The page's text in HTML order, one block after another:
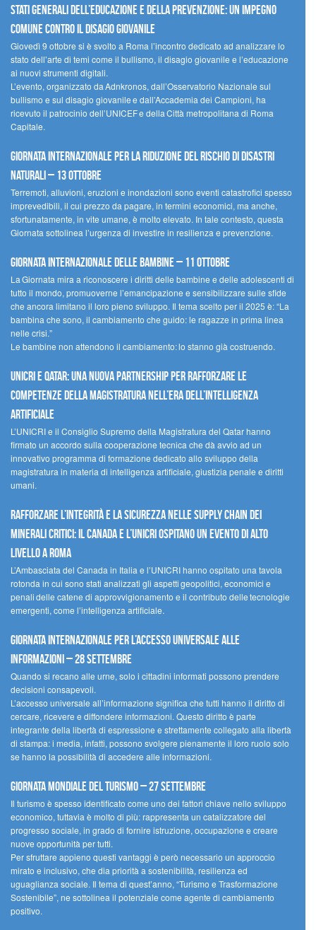
Stati Generali dell’Educazione e della Prevenzione: un impegno
comune contro il disagio giovanile
Giovedì 9 ottobre si è svolto a Roma l’incontro dedicato ad analizzare lo
stato dell’arte di temi come il bullismo, il disagio giovanile e l’educazione
ai nuovi strumenti digitali.
L’evento, organizzato da Adnkronos, dall’Osservatorio Nazionale sul
bullismo e sul disagio giovanile e dall’Accademia dei Campioni, ha
ricevuto il patrocinio dell’UNICEF e della Città metropolitana di Roma
Capitale.
Giornata internazionale per la riduzione del rischio di disastri
naturali – 13 ottobre
Terremoti, alluvioni, eruzioni e inondazioni sono eventi catastrofici spesso
imprevedibili, il cui prezzo da pagare, in termini economici, ma anche,
sfortunatamente, in vite umane, è molto elevato. In tale contesto, questa
Giornata sottolinea l’urgenza di investire in resilienza e prevenzione.
Giornata internazionale delle bambine – 11 ottobre
La Giornata mira a riconoscere i diritti delle bambine e delle adolescenti di
tutto il mondo, promuoverne l’emancipazione e sensibilizzare sulle sfide
che ancora limitano il loro pieno sviluppo. Il tema scelto per il 2025 è: “La
bambina che sono, il cambiamento che guido: le ragazze in prima linea
nelle crisi.”
Le bambine non attendono il cambiamento: lo stanno già costruendo.
UNICRI e Qatar: una nuova partnership per rafforzare le
competenze della magistratura nell’era dell’intelligenza
artificiale
L’UNICRI e il Consiglio Supremo della Magistratura del Qatar hanno
firmato un accordo sulla cooperazione tecnica che dà avvio ad un
innovativo programma di formazione dedicato allo sviluppo della
magistratura in materia di intelligenza artificiale, giustizia penale e diritti
umani.
Rafforzare l’integrità e la sicurezza nelle supply chain dei
minerali critici: il Canada e l’UNICRI ospitano un evento di alto
livello a Roma
L’Ambasciata del Canada in Italia e l’UNICRI hanno ospitato una tavola
rotonda in cui sono stati analizzati gli aspetti geopolitici, economici e
penali delle catene di approvvigionamento e il contributo delle tecnologie
emergenti, come l’intelligenza artificiale.
Giornata internazionale per l’accesso universale alle
informazioni – 28 settembre
Quando si recano alle urne, solo i cittadini informati possono prendere
decisioni consapevoli.
L’accesso universale all’informazione significa che tutti hanno il diritto di
cercare, ricevere e diffondere informazioni. Questo diritto è parte
integrante della libertà di espressione e strettamente collegato alla libertà
di stampa: i media, infatti, possono svolgere pienamente il loro ruolo solo
se hanno la possibilità di accedere alle informazioni.
Giornata mondiale del turismo – 27 settembre
Il turismo è spesso identificato come uno dei fattori chiave nello sviluppo
economico, tuttavia è molto di più: rappresenta un catalizzatore del
progresso sociale, in grado di fornire istruzione, occupazione e creare
nuove opportunità per tutti.
Per sfruttare appieno questi vantaggi è però necessario un approccio
mirato e inclusivo, che dia priorità a sostenibilità, resilienza ed
uguaglianza sociale. Il tema di quest’anno, “Turismo e Trasformazione
Sostenibile”, ne sottolinea il potenziale come agente di cambiamento
positivo.